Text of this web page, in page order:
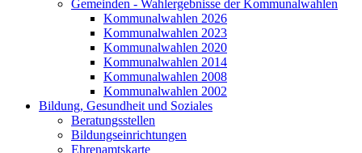
Gemeinden - Wahlergebnisse der Kommunalwahlen
Kommunalwahlen 2026
Kommunalwahlen 2023
Kommunalwahlen 2020
Kommunalwahlen 2014
Kommunalwahlen 2008
Kommunalwahlen 2002
Bildung, Gesundheit und Soziales
Beratungsstellen
Bildungseinrichtungen
Ehrenamtskarte